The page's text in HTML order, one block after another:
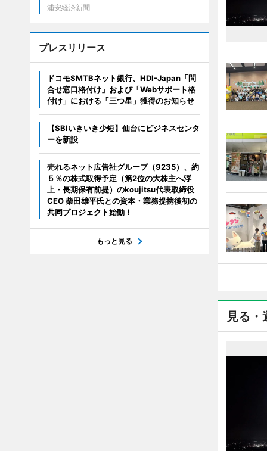
見る・
浦安経済新聞
プレスリリース
ドコモSMTBネット銀行、HDI-Japan「問
合せ窓口格付け」および「Webサポート格
付け」における「三つ星」獲得のお知らせ
【SBIいきいき少短】仙台にビジネスセンタ
ーを新設
売れるネット広告社グループ（9235）、約
５％の株式取得予定（第2位の大株主へ浮
上・長期保有前提）のkoujitsu代表取締役
CEO 柴田雄平氏との資本・業務提携後初の
共同プロジェクト始動！
もっと見る